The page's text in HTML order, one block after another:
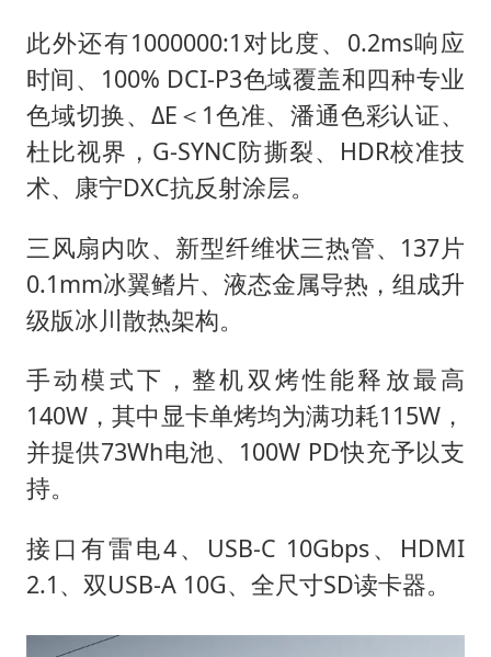
此外还有1000000:1对比度、0.2ms响应
时间、100% DCI-P3色域覆盖和四种专业
色域切换、ΔE＜1色准、潘通色彩认证、
杜比视界，G-SYNC防撕裂、HDR校准技
术、康宁DXC抗反射涂层。
三风扇内吹、新型纤维状三热管、137片
0.1mm冰翼鳍片、液态金属导热，组成升
级版冰川散热架构。
手动模式下，整机双烤性能释放最高
140W，其中显卡单烤均为满功耗115W，
并提供73Wh电池、100W PD快充予以支
持。
接口有雷电4、USB-C 10Gbps、HDMI
2.1、双USB-A 10G、全尺寸SD读卡器。